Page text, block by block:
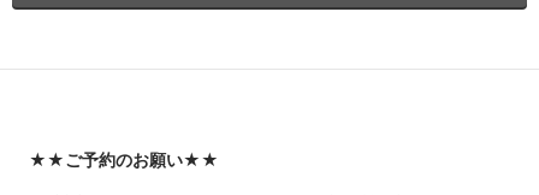
★★ご予約のお願い★★